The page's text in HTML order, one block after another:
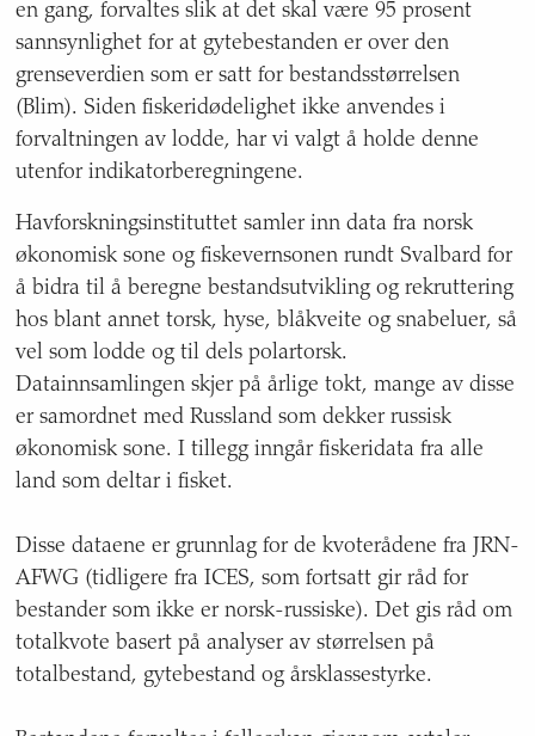
en gang, forvaltes slik at det skal være 95 prosent
sannsynlighet for at gytebestanden er over den
grenseverdien som er satt for bestandsstørrelsen
(Blim). Siden fiskeridødelighet ikke anvendes i
forvaltningen av lodde, har vi valgt å holde denne
utenfor indikatorberegningene.
Havforskningsinstituttet samler inn data fra norsk
økonomisk sone og fiskevernsonen rundt Svalbard for
å bidra til å beregne bestandsutvikling og rekruttering
hos blant annet torsk, hyse, blåkveite og snabeluer, så
vel som lodde og til dels polartorsk.
Datainnsamlingen skjer på årlige tokt, mange av disse
er samordnet med Russland som dekker russisk
økonomisk sone. I tillegg inngår fiskeridata fra alle
land som deltar i fisket.
Disse dataene er grunnlag for de kvoterådene fra JRN-
AFWG (tidligere fra ICES, som fortsatt gir råd for
bestander som ikke er norsk-russiske). Det gis råd om
totalkvote basert på analyser av størrelsen på
totalbestand, gytebestand og årsklassestyrke.